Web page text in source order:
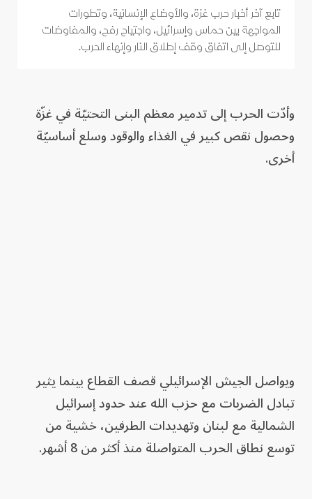
تابع آخر أخبار حرب غزة، والأوضاع الإنسانية، وتطورات
المواجهة بين حماس وإسرائيل، واجتياح رفح، والمفاوضات
للتوصل إلى اتفاق وقف إطلاق النار وإنهاء الحرب.
وأدّت الحرب إلى تدمير معظم البنى التحتيّة في غزّة
وحصول نقص كبير في الغذاء والوقود وسلع أساسيّة
أخرى.
ويواصل الجيش الإسرائيلي قصف القطاع بينما يثير
تبادل الضربات مع حزب الله عند حدود إسرائيل
الشمالية مع لبنان وتهديدات الطرفين، خشية من
توسع نطاق الحرب المتواصلة منذ أكثر من 8 أشهر.